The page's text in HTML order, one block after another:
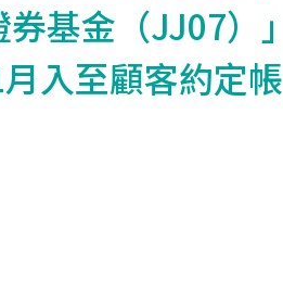
基金（JJ07）」
入至顧客約定帳